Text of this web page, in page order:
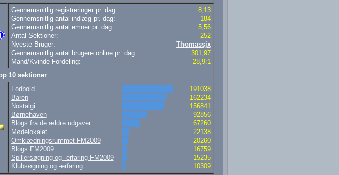
Gennemsnitlig registreringer pr. dag:
8,13
Gennemsnitlig antal indlæg pr. dag:
184
Gennemsnitlig antal emner pr. dag:
5,56
Antal Sektioner:
252
Nyeste Bruger:
Thomassjx
Gennemsnitlig antal brugere online pr. dag:
301,97
Mand/Kvinde Fordeling:
28,9:1
10 sektioner
Fodbold
191038
Baren
162234
Nostalgi
156841
Børnehaven
92856
Blogs fra de ældre udgaver
67260
Mødelokalet
22138
Omklædningsrummet FM2009
20260
Blogs FM2009
16759
Spillersøgning og -erfaring FM2009
15235
Klubsøgning og -erfaring
10309